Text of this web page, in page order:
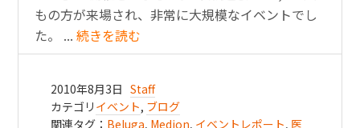
もの方が来場され、非常に大規模なイベントでし
た。 ...続きを読む
2010年8月3日 Staff
カテゴリ イベント, ブログ
関連タグ： Beluga, Medion, イベントレポート, 医